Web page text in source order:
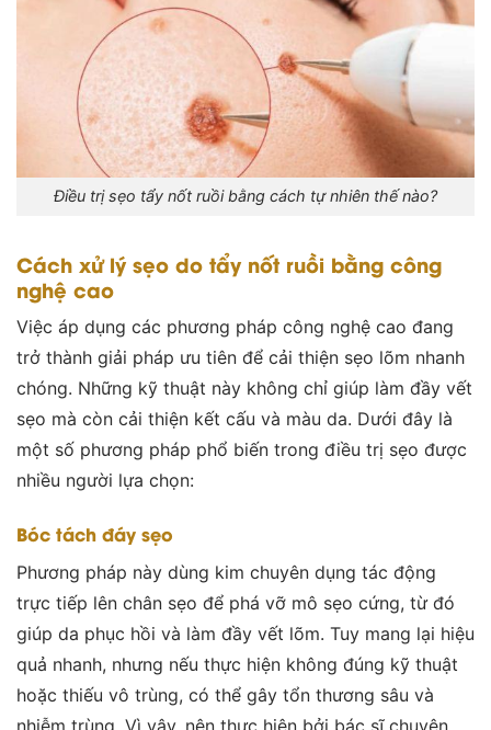
Điều trị sẹo tẩy nốt ruồi bằng cách tự nhiên thế nào?
Cách xử lý sẹo do tẩy nốt ruồi bằng công
nghệ cao
Việc áp dụng các phương pháp công nghệ cao đang
trở thành giải pháp ưu tiên để cải thiện sẹo lõm nhanh
chóng. Những kỹ thuật này không chỉ giúp làm đầy vết
sẹo mà còn cải thiện kết cấu và màu da. Dưới đây là
một số phương pháp phổ biến trong điều trị sẹo được
nhiều người lựa chọn:
Bóc tách đáy sẹo
Phương pháp này dùng kim chuyên dụng tác động
trực tiếp lên chân sẹo để phá vỡ mô sẹo cứng, từ đó
giúp da phục hồi và làm đầy vết lõm. Tuy mang lại hiệu
quả nhanh, nhưng nếu thực hiện không đúng kỹ thuật
hoặc thiếu vô trùng, có thể gây tổn thương sâu và
nhiễm trùng. Vì vậy, nên thực hiện bởi bác sĩ chuyên